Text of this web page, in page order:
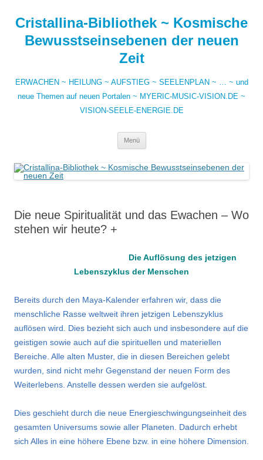
springen
Cristallina-Bibliothek ~ Kosmische
Bewusstseinsebenen der neuen
Zeit
ERWACHEN ~ HEILUNG ~ AUFSTIEG ~ SEELENPLAN ~ … ~ und
neue Themen auf neuen Portalen ~ MYERIC-MUSIC-VISION.DE ~
VISION-SEELE-ENERGIE.DE
Menü
Die neue Spiritualität und das Ewachen – Wo
stehen wir heute? +
Die Auflösung des jetzigen
Lebenszyklus der Menschen
Bereits durch den Maya-Kalender erfahren wir, dass die
menschliche Rasse weltweit ihren jetzigen Lebenszyklus
auflösen wird. Dies bezieht sich auch und insbesondere auf die
geistigen sowie auch auf die spirituellen und materiellen
Bereiche. Alle alten Muster, die in diesen Bereichen gelebt
wurden, sind nicht mehr Gegenstand der neuen Form des
Weiterlebens. Anstelle dessen werden sie aufgelöst.
Dies geschieht durch die neue Energieschwingungseinheit des
gesamten Universums sowie aller Planeten. Dadurch erhebt
sich Alles in eine höhere Ebene bzw. in eine höhere Dimension.